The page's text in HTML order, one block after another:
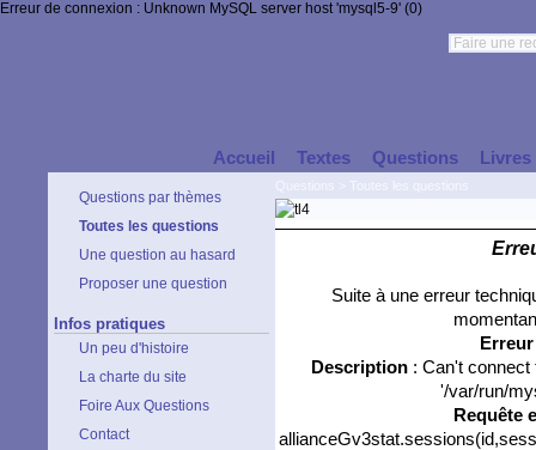
Erreur de connexion : Unknown MySQL server host 'mysql5-9' (0)
Accueil Textes Questions Livres
Questions par thèmes
Toutes les questions
Une question au hasard
Proposer une question
Infos pratiques
Un peu d'histoire
La charte du site
Foire Aux Questions
Contact
Suite à une erreur
Description: Can't connect
'/var/run/
Requête